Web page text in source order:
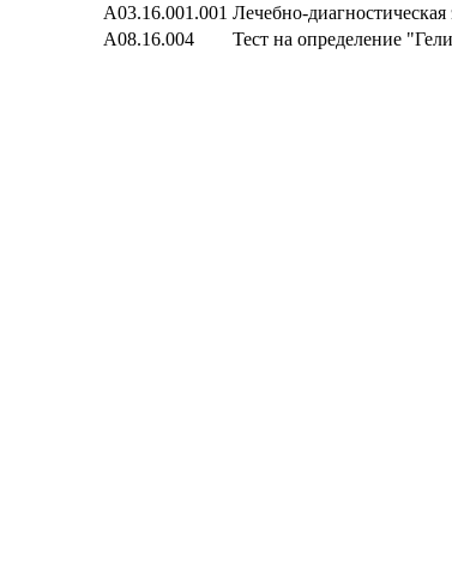
A03.16.001.001 Лечебно-
А08.16.004
Тест на определение